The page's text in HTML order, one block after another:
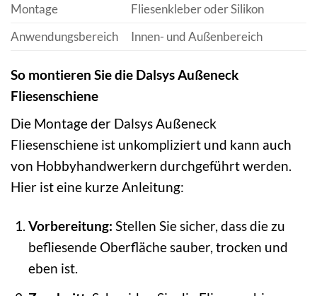
Montage
Fliesenkleber oder Silikon
Anwendungsbereich
Innen- und Außenbereich
So montieren Sie die Dalsys Außeneck
Fliesenschiene
Die Montage der Dalsys Außeneck
Fliesenschiene ist unkompliziert und kann auch
von Hobbyhandwerkern durchgeführt werden.
Hier ist eine kurze Anleitung:
Vorbereitung: Stellen Sie sicher, dass die zu
befliesende Oberfläche sauber, trocken und
eben ist.